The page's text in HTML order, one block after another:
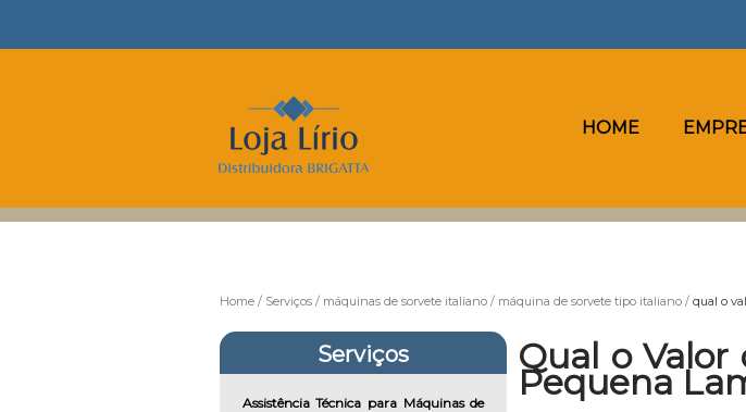
HOME
Home Serviços máquinas de sorvete italiano máquina de sorvete tipo italiano qual o
Serviços
Assistência Técnica para Máquinas de
Qual o
Pequena